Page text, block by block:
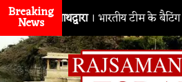
Breaking
News
नाथद्वारा। भारतीय टीम के बैटिंग कोच